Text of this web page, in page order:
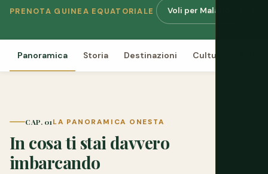
PRENOTA GUINEA EQUATORIALE Voli per Malabo
Panoramica Storia Destinazioni Cultura
CAP. 01LA PANORAMICA ONESTA
In cosa ti stai davvero
imbarcando